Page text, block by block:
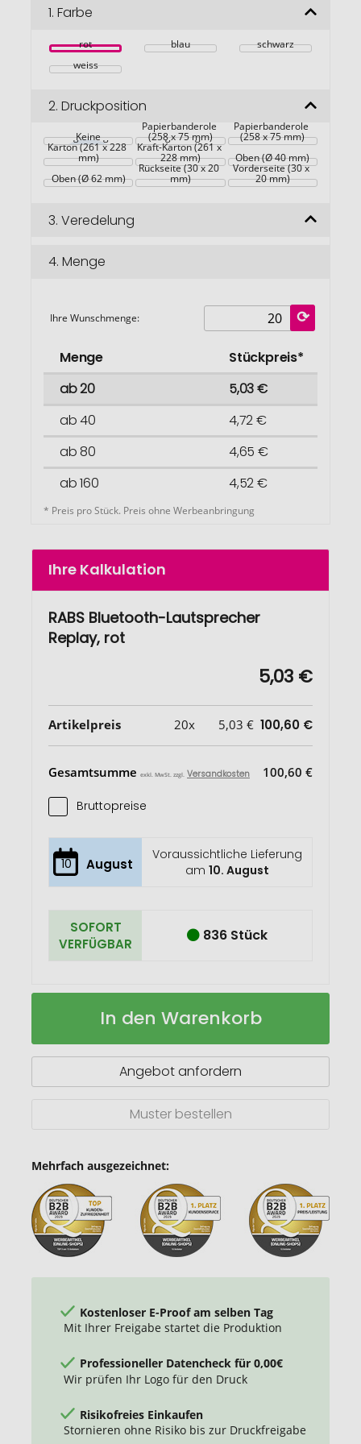
Bildgalerie
1. Farbe
rot blau
schwarz
weiss
2. Druckposition
Keine
Papierbanderole
(258 x 75 mm)
Papierbanderole
(258 x 75 mm)
Maßgefertigter
Karton (261 x 228
mm)
Maßgefertigter
Kraft-Karton (261 x
228 mm)
Oben (Ø 40 mm)
Oben (Ø 62 mm)
Rückseite (30 x 20
mm)
Vorderseite (30 x
20 mm)
3. Veredelung
4. Menge
Ihre Wunschmenge:
Menge
Stückpreis*
ab 20
5,03 €
ab 40
4,72 €
ab 80
4,65 €
ab 160
4,52 €
* Preis pro Stück. Preis ohne Werbeanbringung
Ihre Kalkulation
RABS Bluetooth-Lautsprecher
Replay, rot
5,03 €
Artikelpreis 20x 5,03 € 100,60 €
Gesamtsumme exkl. MwSt. zzgl. Versandkosten 100,60 €
Bruttopreise
10 August
Voraussichtliche Lieferung
am 10. August
SOFORT
VERFÜGBAR
836 Stück
RABS
Replay
Auf
In den Warenkorb
Angebot anfordern
Muster bestellen
Mehrfach ausgezeichnet:
Kostenloser E-Proof am selben Tag
Mit Ihrer Freigabe startet die Produktion
Professioneller Datencheck für 0,00€
Wir prüfen Ihr Logo für den Druck
Risikofreies Einkaufen
Stornieren ohne Risiko bis zur Druckfreigabe